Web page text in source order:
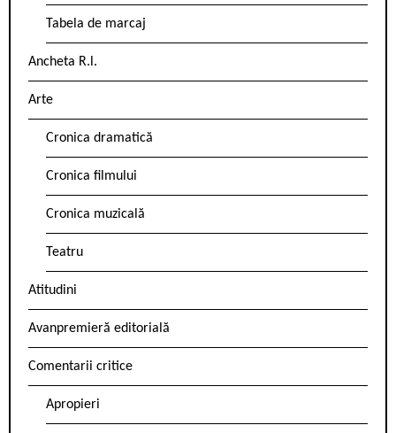
Tabela de marcaj
Ancheta R.l.
Arte
Cronica dramatică
Cronica filmului
Cronica muzicală
Teatru
Atitudini
Avanpremieră editorială
Comentarii critice
Apropieri